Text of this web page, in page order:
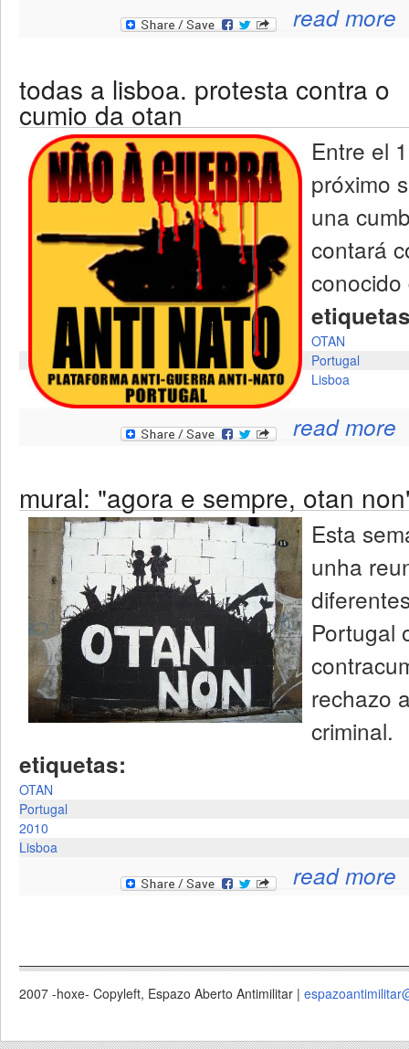
read more
todas a lisboa. protesta contra o
cumio da otan
Entre el
próximo
una
contará
OTAN
Portugal
Lisboa
read more
mural: "agora e sempre, otan
Esta
unha
Portugal
rechazo
criminal.
etiquetas:
OTAN
Portugal
2010
Lisboa
read more
2007 -hoxe- Copyleft, Espazo Aberto Antimilitar |